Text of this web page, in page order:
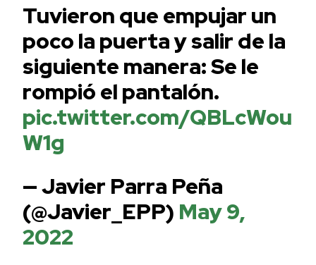
Tuvieron que empujar un
poco la puerta y salir de la
siguiente manera: Se le
rompió el pantalón.
pic.twitter.com/QBLcWou
W1g
— Javier Parra Peña
(@Javier_EPP) May 9,
2022